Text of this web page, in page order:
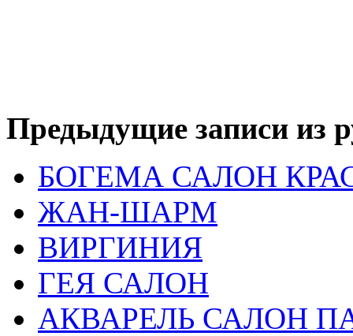
Предыдущие записи из
БОГЕМА САЛОН
ЖАН-ШАРМ
ВИРГИНИЯ
ГЕЯ САЛОН
АКВАРЕЛЬ САЛОН